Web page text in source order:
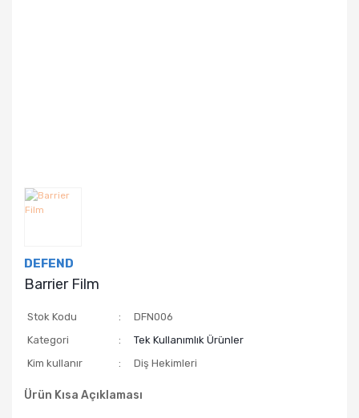
DEFEND
Barrier Film
Stok Kodu
DFN006
Kategori
Tek Kullanımlık Ürünler
Kim kullanır
Diş Hekimleri
Ürün Kısa Açıklaması